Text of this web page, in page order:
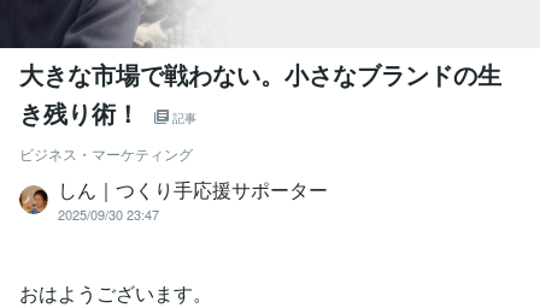
大きな市場で戦わない。小さなブランドの生
き残り術！
記事
ビジネス・マーケティング
しん｜つくり手応援サポーター
2025/09/30 23:47
おはようございます。